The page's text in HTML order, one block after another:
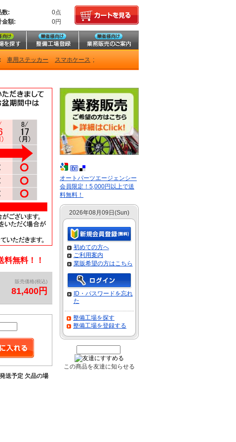
数:
0点
金額:
0円
車用ステッカー スマホケース ;
無料！！
販売価格(税込)
81,400円
送予定 欠品の場
オートパーツエージェンシー
会員限定！5,000円以上で送
料無料！
2026年08月09日(Sun)
初めての方へ
ご利用案内
業販希望の方はこちら
ID・パスワードを忘れ
た
整備工場を探す
整備工場を登録する
この商品を友達に知らせる